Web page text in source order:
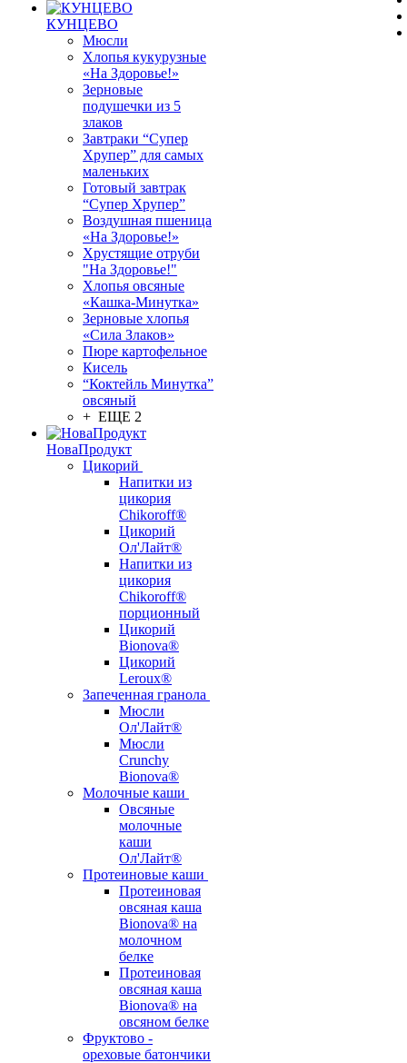
КУНЦЕВО
Мюсли
Хлопья кукурузные
«На Здоровье!»
Зерновые
подушечки из 5
злаков
Завтраки “Супер
Хрупер” для самых
маленьких
Готовый завтрак
“Супер Хрупер”
Воздушная пшеница
«На Здоровье!»
Хрустящие отруби
"На Здоровье!"
Хлопья овсяные
«Кашка-Минутка»
Зерновые хлопья
«Сила Злаков»
Пюре картофельное
Кисель
“Коктейль Минутка”
овсяный
+ ЕЩЕ 2
НоваПродукт
Цикорий
Напитки из
цикория
Chikoroff®
Цикорий
Ол'Лайт®
Напитки из
цикория
Chikoroff®
порционный
Цикорий
Bionova®
Цикорий
Leroux®
Запеченная гранола
Мюсли
Ол'Лайт®
Мюсли
Crunchy
Bionova®
Молочные каши
Овсяные
молочные
каши
Ол'Лайт®
Протеиновые каши
Протеиновая
овсяная каша
Bionova® на
молочном
белке
Протеиновая
овсяная каша
Bionova® на
овсяном белке
Фруктово -
ореховые батончики